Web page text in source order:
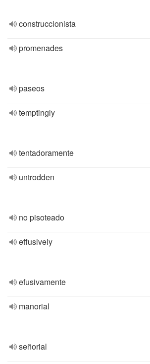
construccionista
promenades
paseos
temptingly
tentadoramente
untrodden
no pisoteado
effusively
efusivamente
manorial
señorial